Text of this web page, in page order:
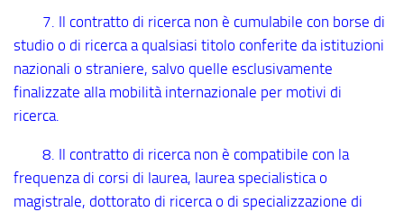
7. Il contratto di ricerca non è cumulabile con borse di
studio o di ricerca a qualsiasi titolo conferite da istituzioni
nazionali o straniere, salvo quelle esclusivamente
finalizzate alla mobilità internazionale per motivi di
ricerca.
8. Il contratto di ricerca non è compatibile con la
frequenza di corsi di laurea, laurea specialistica o
magistrale, dottorato di ricerca o di specializzazione di